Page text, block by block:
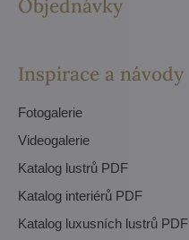
Objednávky
Inspirace a návody
Fotogalerie
Videogalerie
Katalog lustrů PDF
Katalog interiérů PDF
Katalog luxusních lustrů PDF